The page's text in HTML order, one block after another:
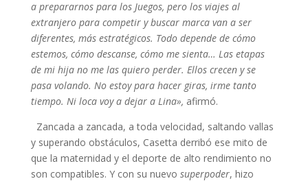
a prepararnos para los Juegos, pero los viajes al
extranjero para competir y buscar marca van a ser
diferentes, más estratégicos. Todo depende de cómo
estemos, cómo descanse, cómo me sienta… Las etapas
de mi hija no me las quiero perder. Ellos crecen y se
pasa volando. No estoy para hacer giras, irme tanto
tiempo. Ni loca voy a dejar a Lina», afirmó.
Zancada a zancada, a toda velocidad, saltando vallas
y superando obstáculos, Casetta derribó ese mito de
que la maternidad y el deporte de alto rendimiento no
son compatibles. Y con su nuevo superpoder, hizo